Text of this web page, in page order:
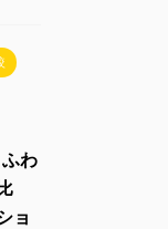
ふわ
ョ